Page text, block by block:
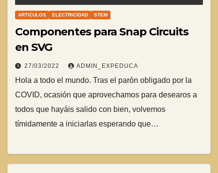
ARTICULOS ELECTRICIDAD STEM
Componentes para Snap Circuits
en SVG
27/03/2022 ADMIN_EXPEDUCA
Hola a todo el mundo. Tras el parón obligado por la
COVID, ocasión que aprovechamos para desearos a
todos que hayáis salido con bien, volvemos
tímidamente a iniciarlas esperando que…